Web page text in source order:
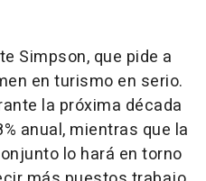
Simpson, que pide a
en turismo en serio.
la próxima década
anual, mientras que la
lo hará en torno